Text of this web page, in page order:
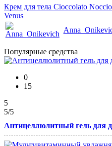
Крем для тела Cioccolato
Venus
Популярные средства
0
15
5
5/5
Антицеллюлитный гель для